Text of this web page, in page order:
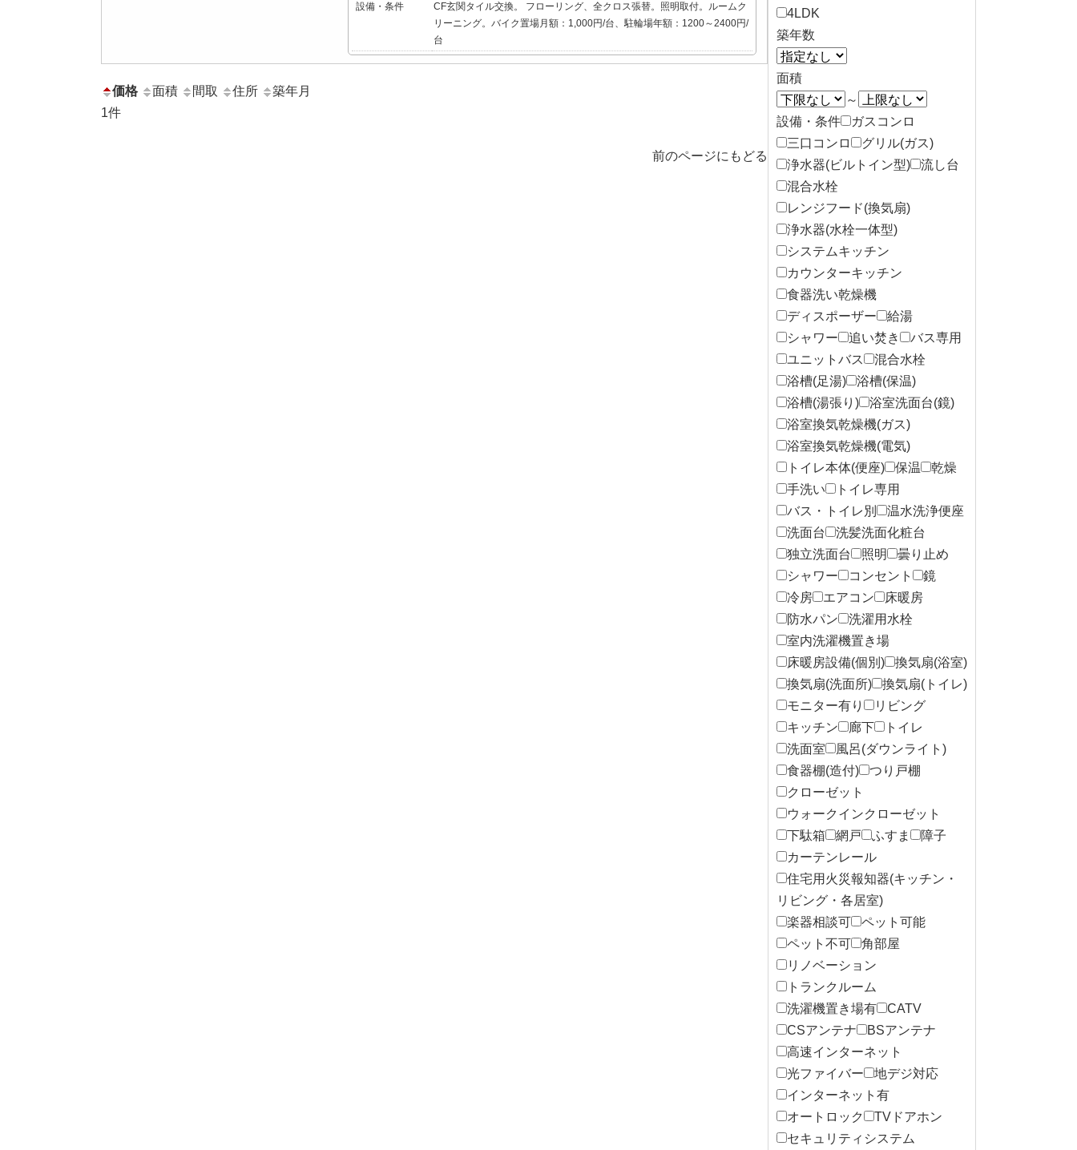
設備・条件
CF玄関タイル交換。 フローリング、全クロス張替。照明取付。ルームク
リーニング。バイク置場月額：1,000円/台、駐輪場年額：1200～2400円/
台
価格 面積 間取 住所
築年月
1件
前のページにもどる
4LDK
築年数
面積
～
設備・条件
ガスコンロ
三口コンロ
グリル(ガス)
浄水器(ビルトイン型)
流し台
混合水栓
レンジフード(換気扇)
浄水器(水栓一体型)
システムキッチン
カウンターキッチン
食器洗い乾燥機
ディスポーザー
給湯
シャワー
追い焚き
バス専用
ユニットバス
混合水栓
浴槽(足湯)
浴槽(保温)
浴槽(湯張り)
浴室洗面台(鏡)
浴室換気乾燥機(ガス)
浴室換気乾燥機(電気)
トイレ本体(便座)
保温
乾燥
手洗い
トイレ専用
バス・トイレ別
温水洗浄便座
洗面台
洗髪洗面化粧台
独立洗面台
照明
曇り止め
シャワー
コンセント
鏡
冷房
エアコン
床暖房
防水パン
洗濯用水栓
室内洗濯機置き場
床暖房設備(個別)
換気扇(浴室)
換気扇(洗面所)
換気扇(トイレ)
モニター有り
リビング
キッチン
廊下
トイレ
洗面室
風呂(ダウンライト)
食器棚(造付)
つり戸棚
クローゼット
ウォークインクローゼット
下駄箱
網戸 ふすま
障子
カーテンレール
住宅用火災報知器(キッチン・
リビング・各居室)
楽器相談可
ペット可能
ペット不可
角部屋
リノベーション
トランクルーム
洗濯機置き場有
CATV
CSアンテナ
BSアンテナ
高速インターネット
光ファイバー
地デジ対応
インターネット有
オートロック
TVドアホン
セキュリティシステム